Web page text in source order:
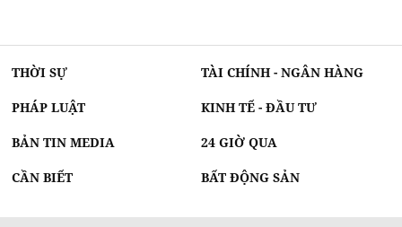
THỜI SỰ TÀI CHÍNH - NGÂN HÀNG
PHÁP LUẬT KINH TẾ - ĐẦU TƯ
BẢN TIN MEDIA 24 GIỜ QUA
CẦN BIẾT BẤT ĐỘNG SẢN